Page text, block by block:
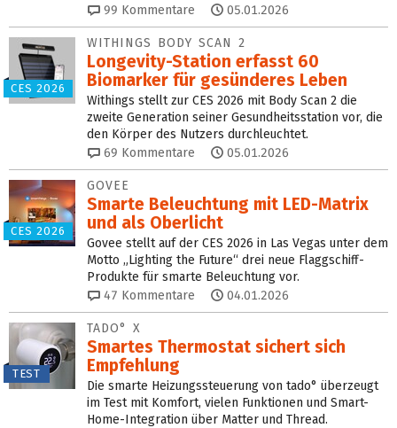
99 Kommentare 05.01.2026
CES 2026
WITHINGS BODY SCAN 2
Longevity-Station erfasst 60
Biomarker für gesünderes Leben
Withings stellt zur CES 2026 mit Body Scan 2 die
zweite Generation seiner Gesundheitsstation vor, die
den Körper des Nutzers durchleuchtet.
69 Kommentare 05.01.2026
CES 2026
GOVEE
Smarte Beleuchtung mit LED-Matrix
und als Oberlicht
Govee stellt auf der CES 2026 in Las Vegas unter dem
Motto „Lighting the Future“ drei neue Flaggschiff-
Produkte für smarte Beleuchtung vor.
47 Kommentare 04.01.2026
TEST
TADO° X
Smartes Thermostat sichert sich
Empfehlung
Die smarte Heizungssteuerung von tado° überzeugt
im Test mit Komfort, vielen Funktionen und Smart-
Home-Integration über Matter und Thread.